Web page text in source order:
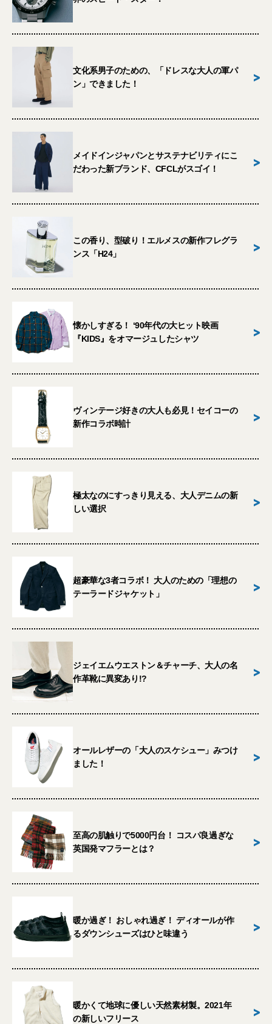
文化系男子のための、「ドレスな大人の軍パ
ン」できました！
>
メイドインジャパンとサステナビリティにこ
だわった新ブランド、CFCLがスゴイ！
>
この香り、型破り！エルメスの新作フレグラ
ンス「H24」
>
懐かしすぎる！ ‘90年代の大ヒット映画
『KIDS』をオマージュしたシャツ
>
ヴィンテージ好きの大人も必見！セイコーの
新作コラボ時計
>
極太なのにすっきり見える、大人デニムの新
しい選択
>
超豪華な3者コラボ！ 大人のための「理想の
テーラードジャケット」
>
ジェイエムウエストン＆チャーチ、大人の名
作革靴に異変あり!?
>
オールレザーの「大人のスケシュー」みつけ
ました！
>
至高の肌触りで5000円台！ コスパ良過ぎな
英国発マフラーとは？
>
暖か過ぎ！ おしゃれ過ぎ！ ディオールが作
るダウンシューズはひと味違う
>
暖かくて地球に優しい天然素材製。2021年
の新しいフリース
>